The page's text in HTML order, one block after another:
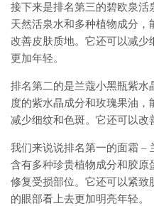
接下来是排名第三的碧欧泉
天然活泉水和多种植物成分，
改善皮肤质地。它还可以减
更加年轻。
排名第二的是兰蔻小黑瓶紫水
度的紫水晶成分和玫瑰果油，
减少细纹和色斑。它还可以改
我们来说说排名第一的面霜 –
含有多种珍贵植物成分和胶原
修复受损部位。它还可以紧
的眼部看上去更加明亮年轻。